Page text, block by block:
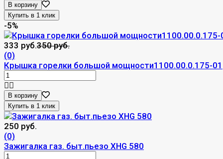
В корзину
-5%
333 руб.350 руб.
(0)
Крышка горелки большой мощности1100.00.0.175-01
В корзину
250 руб.
(0)
Зажигалка газ. быт.пьезо XHG 580